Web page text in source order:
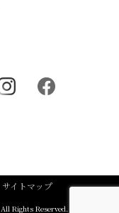
サイトマップ
All Rights Reserved.